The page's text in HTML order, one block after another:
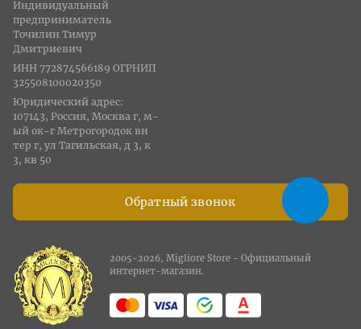
Обратный звонок
Индивидуальный
предприниматель
Точилин Тимур
Дмитриевич
ИНН 772874566189 ОГРНИП
325508100020350
Юридический адрес:
107143, Россия, Москва г, м-
ый ок-г Метрогородок вн
тер г, ул Тагильская, д 3, к
3, кв 50
2005-2026, Migliore Store - Официальный
интернет-магазин.